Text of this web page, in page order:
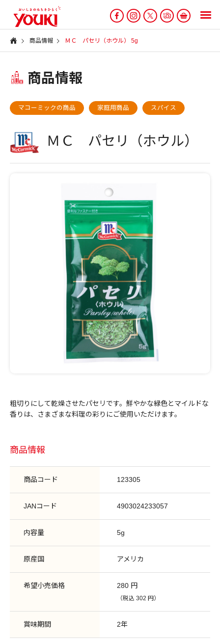
商品情報 ＭＣ パセリ（ホウル） 5g
商品情報
マコーミックの商品 家庭用商品 スパイス
ＭＣ パセリ（ホウル）
粗切りにして乾燥させたパセリです。鮮やかな緑色とマイルドな
香りは、さまざまな料理の彩りにご使用いただけます。
商品情報
商品コード 123305
JANコード 4903024233057
内容量 5g
原産国 アメリカ
希望小売価格 280 円
（税込 302 円）
賞味期間 2年